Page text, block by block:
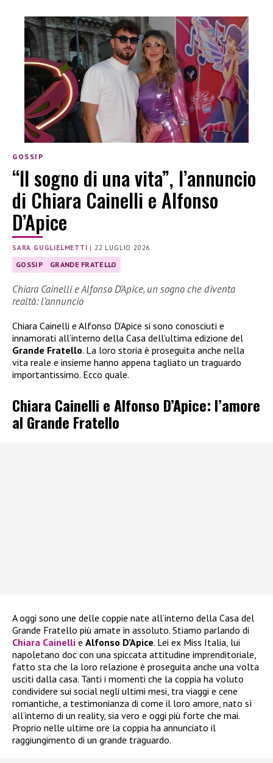
GOSSIP
“Il sogno di una vita”, l’annuncio
di Chiara Cainelli e Alfonso
D’Apice
SARA GUGLIELMETTI |22 LUGLIO 2026
GOSSIP GRANDE FRATELLO
Chiara Cainelli e Alfonso D’Apice, un sogno che diventa
realtà: l’annuncio
Chiara Cainelli e Alfonso D’Apice si sono conosciuti e
innamorati all’interno della Casa dell’ultima edizione del
Grande Fratello. La loro storia è proseguita anche nella
vita reale e insieme hanno appena tagliato un traguardo
importantissimo. Ecco quale.
Chiara Cainelli e Alfonso D’Apice: l’amore
al Grande Fratello
A oggi sono une delle coppie nate all’interno della Casa del
Grande Fratello più amate in assoluto. Stiamo parlando di
Chiara Cainelli e Alfonso D’Apice. Lei ex Miss Italia, lui
napoletano doc con una spiccata attitudine imprenditoriale,
fatto sta che la loro relazione è proseguita anche una volta
usciti dalla casa. Tanti i momenti che la coppia ha voluto
condividere sui social negli ultimi mesi, tra viaggi e cene
romantiche, a testimonianza di come il loro amore, nato sì
all’interno di un reality, sia vero e oggi più forte che mai.
Proprio nelle ultime ore la coppia ha annunciato il
raggiungimento di un grande traguardo.